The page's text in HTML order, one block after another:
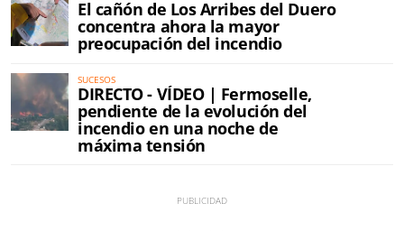
El cañón de Los Arribes del Duero
concentra ahora la mayor
preocupación del incendio
SUCESOS
DIRECTO - VÍDEO | Fermoselle,
pendiente de la evolución del
incendio en una noche de
máxima tensión